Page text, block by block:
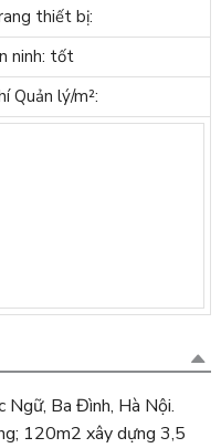
thiết bị:
ninh: tốt
Quản lý/m²:
Ba Đình, Hà Nội.
120m2 xây dựng 3,5